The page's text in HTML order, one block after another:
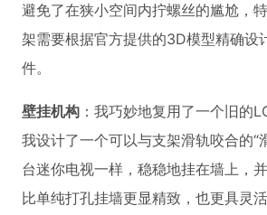
避免了在狭小空间内拧螺丝的尴尬，
架需要根据官方提供的3D模型精确设
件。
壁挂机构 ：我巧妙地复用了一个旧的
我设计了一个可以与支架滑轨咬合的
台迷你电视一样，稳稳地挂在墙上，
比单纯打孔挂墙更显精致，也更具灵活